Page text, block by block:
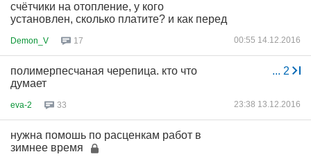
счётчики на отопление, у кого
установлен, сколько платите? и как перед
Demon_V 17 00:55 14.12.2016
... 2
полимерпесчаная черепица. кто что
думает
eva-2 33 23:38 13.12.2016
нужна помошь по расценкам работ в
зимнее время